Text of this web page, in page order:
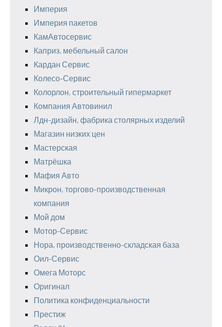
Империя
Империя пакетов
КамАвтосервис
Каприз, мебельный салон
Кардан Сервис
Колесо-Сервис
Колорлон, строительный гипермаркет
Компания Автовинил
Лдн-дизайн, фабрика столярных изделий
Магазин низких цен
Мастерская
Матрёшка
Мафия Авто
Микрон, торгово-производственная
компания
Мой дом
Мотор-Сервис
Нора, производственно-складская база
Оил-Сервис
Омега Моторс
Оригинал
Политика конфиденциальности
Престиж